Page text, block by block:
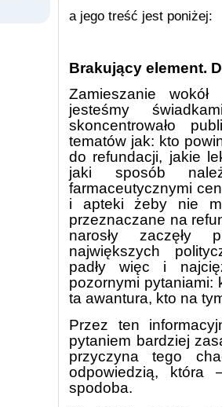
a jego treść jest poniżej:
Brakujący element.
Zamieszanie
jesteśmy
skoncentrowało
tematów jak: kto
do refundacji, jakie
jaki sposób
farmaceutycznymi
i apteki żeby nie
przeznaczane na
narosły zaczęły
największych
padły więc i
pozornymi pytaniami:
ta awantura, kto na
Przez ten
pytaniem bardziej
przyczyna tego
odpowiedzią,
spodoba.